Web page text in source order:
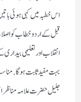
اس خطبہ میں کہی ہوئی
قبل کے اردو خطاب کو
انقلاب اور تعلیمی بیداری
بہت مفید ثابت ہوگا.
جلیل حضرت علامہ مناظر